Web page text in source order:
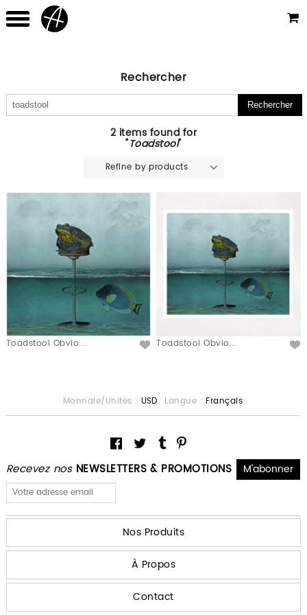
Rechercher
2 items found for
"Toadstool"
Refine by products
Toadstool Obvio... Toadstool Obvio...
Recevez nos NEWSLETTERS & PROMOTIONS
Monnaie/Unités : USD Langue : Français
Nos Produits
À Propos
Contact